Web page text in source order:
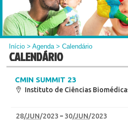
Início >Agenda> Calendário
CALENDÁRIO
CMIN SUMMIT 23
Instituto de Ciências
28/JUN/2023 30/JUN/2023